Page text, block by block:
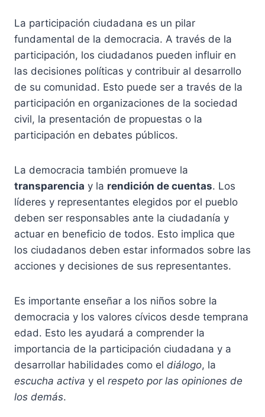
La participación ciudadana es un pilar
fundamental de la democracia. A través de la
participación, los ciudadanos pueden influir en
las decisiones políticas y contribuir al desarrollo
de su comunidad. Esto puede ser a través de la
participación en organizaciones de la sociedad
civil, la presentación de propuestas o la
participación en debates públicos.
La democracia también promueve la
transparencia y la rendición de cuentas. Los
líderes y representantes elegidos por el pueblo
deben ser responsables ante la ciudadanía y
actuar en beneficio de todos. Esto implica que
los ciudadanos deben estar informados sobre las
acciones y decisiones de sus representantes.
Es importante enseñar a los niños sobre la
democracia y los valores cívicos desde temprana
edad. Esto les ayudará a comprender la
importancia de la participación ciudadana y a
desarrollar habilidades como el diálogo, la
escucha activa y el respeto por las opiniones de
los demás.